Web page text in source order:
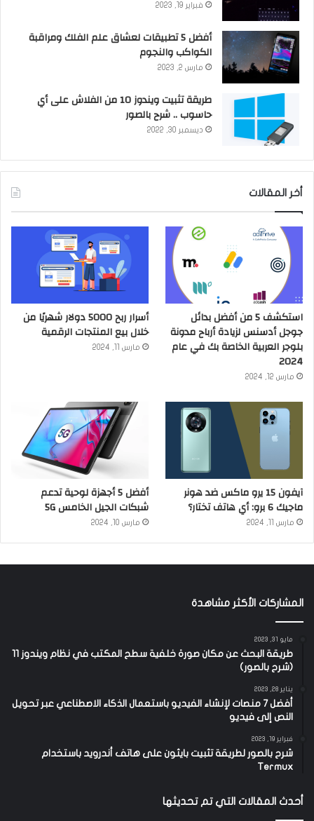
فبراير 19, 2023
أفضل 5 تطبيقات لعشاق علم الفلك ومراقبة
الكواكب والنجوم
مارس 2, 2023
طريقة تثبيت ويندوز 10 من الفلاش على أي
حاسوب .. شرح بالصور
ديسمبر 30, 2022
أخر المقالات
استكشف 5 من أفضل بدائل
جوجل أدسنس لزيادة أرباح مدونة
بلوجر العربية الخاصة بك في عام
2024
مارس 12, 2024
أسرار ربح 5000 دولار شهريًا من
خلال بيع المنتجات الرقمية
مارس 11, 2024
آيفون 15 يرو ماكس ضد هونر
ماجيك 6 برو: أي هاتف تختار؟
مارس 11, 2024
أفضل 5 أجهزة لوحية تدعم
شبكات الجيل الخامس 5G
مارس 10, 2024
المشاركات الأكثر مشاهدة
مايو 31, 2023
طريقة البحث عن مكان صورة خلفية سطح المكتب في نظام ويندوز 11
(شرح بالصور)
يناير 28, 2023
أفضل 7 منصات لإنشاء الفيديو باستعمال الذكاء الاصطناعي عبر تحويل
النص إلى فيديو
فبراير 19, 2023
شرح بالصور لطريقة تثبيت بايثون على هاتف أندرويد باستخدام
Termux
أحدث المقالات التي تم تحديثها